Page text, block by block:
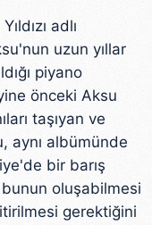
adlı
uzun yıllar
piyano
önceki Aksu
taşıyan ve
aynı albümünde
bir barış
bunun oluşabilmesi
gerektiğini